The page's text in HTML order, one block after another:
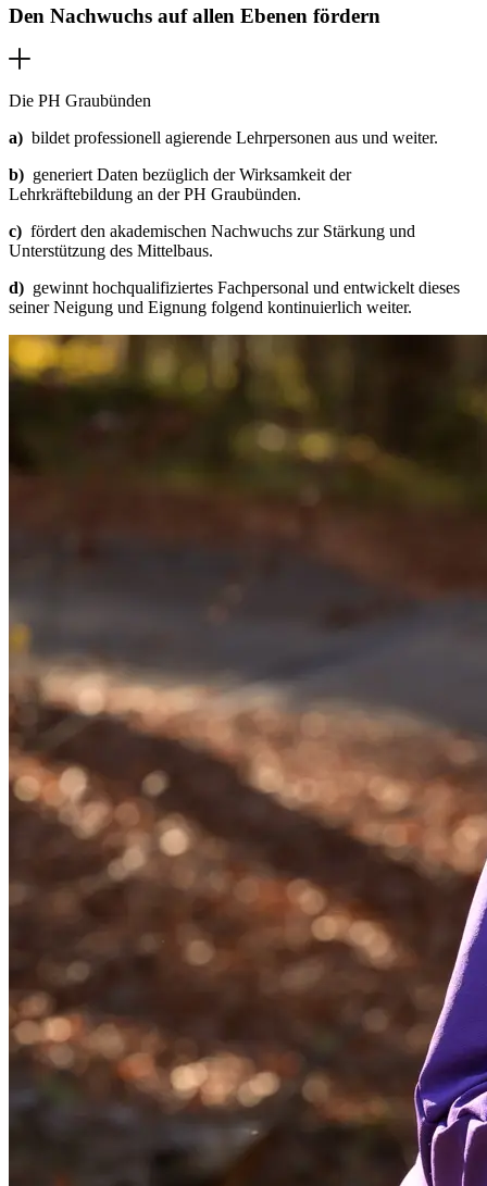
Den Nachwuchs auf allen Ebenen fördern
Die PH Graubünden
a) bildet professionell agierende Lehrpersonen aus und weiter.
b) generiert Daten bezüglich der Wirksamkeit der
Lehrkräftebildung an der PH Graubünden.
c) fördert den akademischen Nachwuchs zur Stärkung und
Unterstützung des Mittelbaus.
d) gewinnt hochqualifiziertes Fachpersonal und entwickelt dieses
seiner Neigung und Eignung folgend kontinuierlich weiter.